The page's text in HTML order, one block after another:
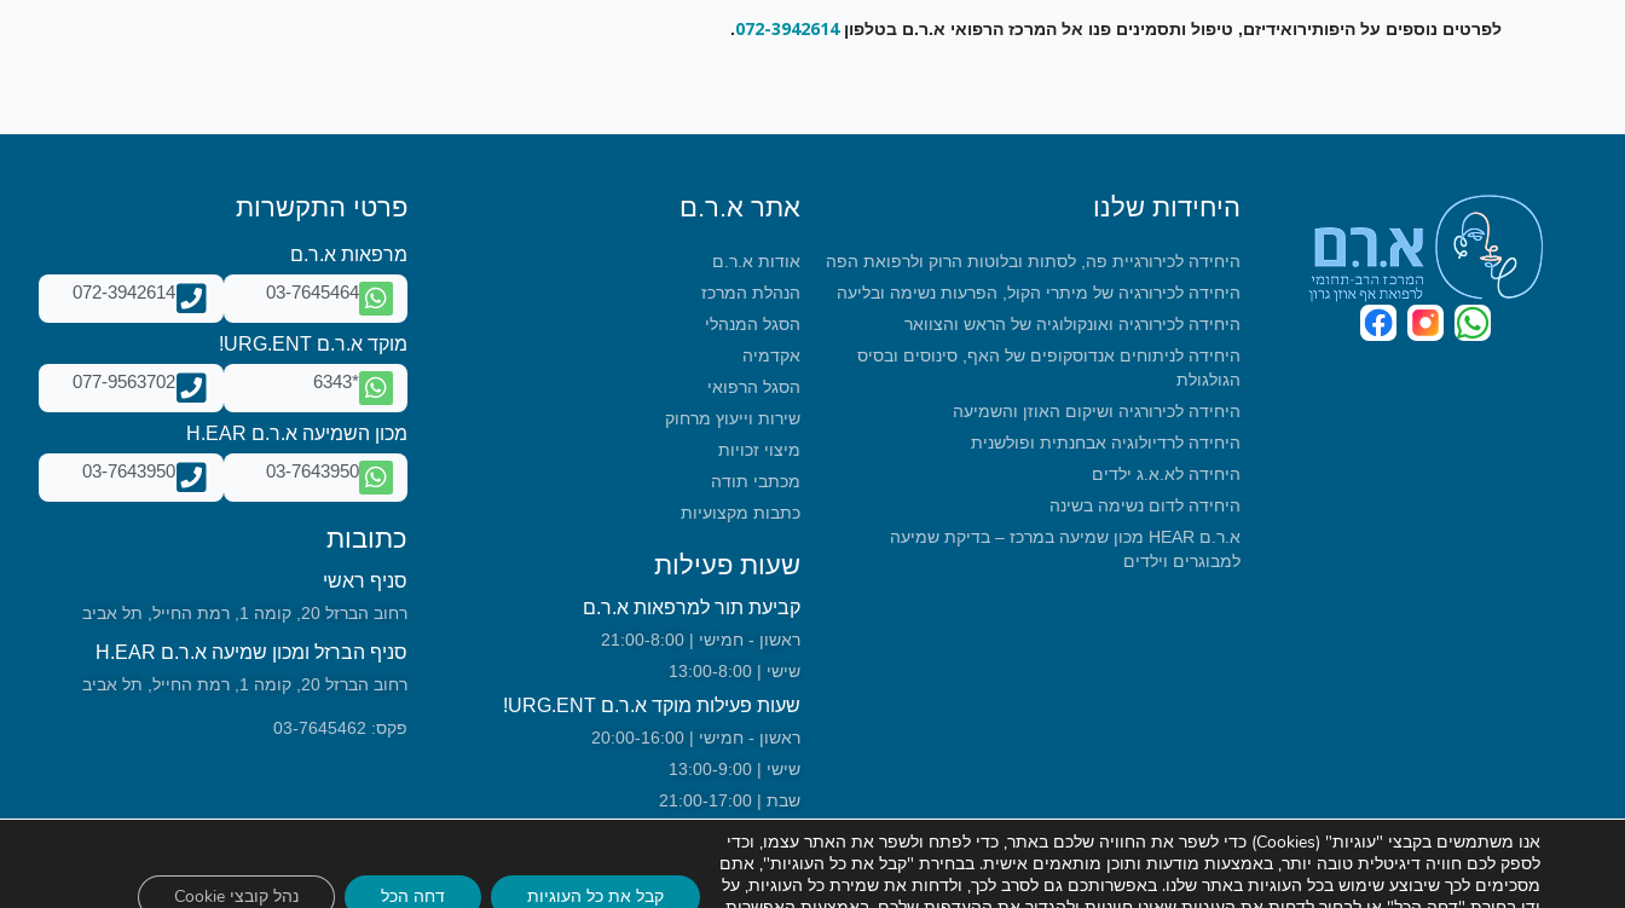
לפרטים נוספים על היפותירואידיזם, טיפול ותסמינים פנו אל המרכז הרפואי א.ר.ם בטלפון072-3942614
.
היחידות שלנו
היחידה לכירורגיית פה, לסתות ובלוטות הרוק ולרפואת הפה
היחידה לכירורגיה של מיתרי הקול, הפרעות נשימה ובליעה
היחידה לכירורגיה ואונקולוגיה של הראש והצוואר
היחידה לניתוחים אנדוסקופים של האף, סינוסים ובסיס
הגולגולת
היחידה לכירורגיה ושיקום האוזן והשמיעה
היחידה לרדיולוגיה אבחנתית ופולשנית
היחידה לא.א.ג ילדים
היחידה לדום נשימה בשינה
א.ר.ם HEAR מכון שמיעה במרכז – בדיקת שמיעה
למבוגרים וילדים
אתר א.ר.ם
אודות א.ר.ם
הנהלת המרכז
הסגל המנהלי
אקדמיה
הסגל הרפואי
שירות וייעוץ מרחוק
מיצוי זכויות
מכתבי תודה
כתבות מקצועיות
שעות פעילות
קביעת תור למרפאות א.ר.ם
ראשון - חמישי | 21:00-8:00
שישי | 13:00-8:00
שעות פעילות מוקד א.ר.ם URG.ENT!
ראשון - חמישי | 20:00-16:00
שישי | 13:00-9:00
שבת | 21:00-17:00
פרטי התקשרות
מרפאות א.ר.ם
03-7645464
072-3942614
מוקד א.ר.ם URG.ENT!
*6343
077-9563702
מכון השמיעה א.ר.ם H.EAR
03-7643950
03-7643950
כתובות
סניף ראשי
רחוב הברזל 20, קומה 1, רמת החייל, תל אביב
סניף הברזל ומכון שמיעה א.ר.ם H.EAR
רחוב הברזל 20, קומה 1, רמת החייל, תל אביב
פקס: 03-7645462
אנו משתמשים בקבצי "עוגיות" (Cookies) כדי לשפר את החוויה שלכם באתר, כדי לפתח ולשפר את האתר עצמו, וכדי
לספק לכם חוויה דיגיטלית טובה יותר, באמצעות מודעות ותוכן מותאמים אישית. בבחירת "קבל את כל העוגיות", אתם
מסכימים לכך שיבוצע שימוש בכל העוגיות באתר שלנו. באפשרותכם גם לסרב לכך, ולדחות את שמירת כל העוגיות, על
קבל את כל העוגיות דחה הכל נהל קובצי Cookie